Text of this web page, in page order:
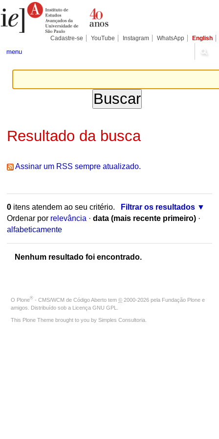
para
conteúdo.
Pessoais
Cadastre-se YouTube Instagram WhatsApp English
menu
Resultado da busca
Assinar um RSS sempre atualizado.
0itens atendem ao seu critério.
Filtrar os resultados
Ordenar por relevância · data (mais recente primeiro) ·
alfabeticamente
Nenhum resultado foi encontrado.
O Plone® - CMS/WCM de Código Aberto tem © 2000-2026 pela Fundação Plone e
amigos. Distribuído sob a Licença GNU GPL
This Plone Theme brought to you by Simples Consultoria